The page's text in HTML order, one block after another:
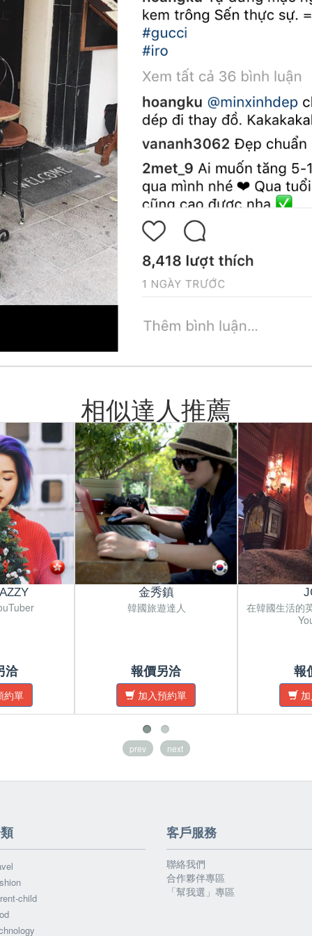
相似達人推薦
洽
約單
金秀鎮
韓國旅遊達人
報價另洽
加入預約單
在韓國生活的
報
prev next
child
客戶服務
聯絡我們
合作夥伴專區
「幫我選」專區